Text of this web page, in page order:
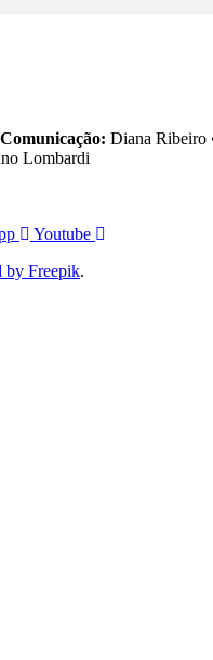
Diana Ribeiro
Lombardi
Youtube
by Freepik.